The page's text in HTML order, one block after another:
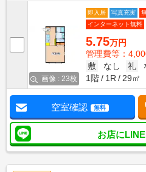
画像 : 23枚
即入居 写真充実
インターネット無料
5.75万円
管理費等：
敷
なし 礼
1階
1R 29㎡
空室確認 無料
お店に